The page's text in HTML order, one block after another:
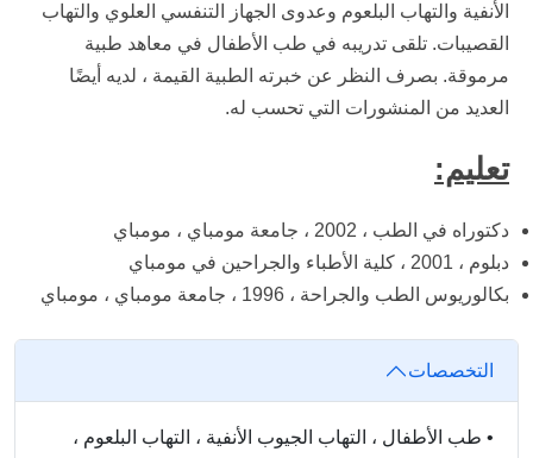
الأنفية والتهاب البلعوم وعدوى الجهاز التنفسي العلوي والتهاب
القصيبات. تلقى تدريبه في طب الأطفال في معاهد طبية
مرموقة. بصرف النظر عن خبرته الطبية القيمة ، لديه أيضًا
العديد من المنشورات التي تحسب له.
تعليم:
دكتوراه في الطب ، 2002 ، جامعة مومباي ، مومباي
دبلوم ، 2001 ، كلية الأطباء والجراحين في مومباي
بكالوريوس الطب والجراحة ، 1996 ، جامعة مومباي ، مومباي
التخصصات
• طب الأطفال ، التهاب الجيوب الأنفية ، التهاب البلعوم ،